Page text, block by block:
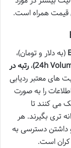
(به دلار و تومان)،
،رتبه در
های معتبر ردیابی
را به صورت
می کنند تا
تری بگیرند. هر
و داشتن دسترسی به
کران است.